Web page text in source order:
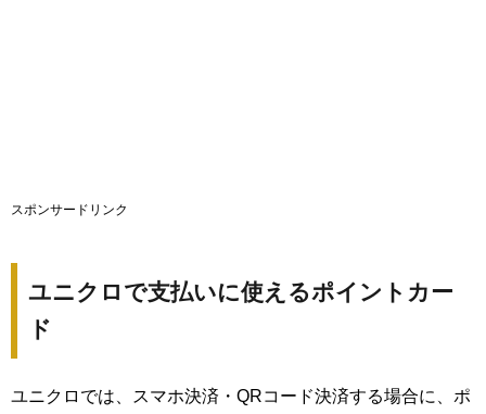
スポンサードリンク
ユニクロで支払いに使えるポイントカー
ド
ユニクロでは、スマホ決済・QRコード決済する場合に、ポ